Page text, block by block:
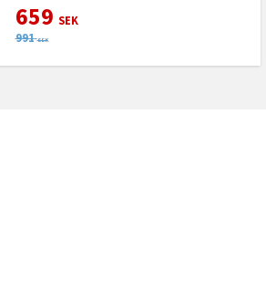
659 SEK
991 SEK